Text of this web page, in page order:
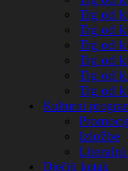
Trg od
Trg od
Trg od
Trg od
Trg od
Trg od
Kulturni
Izložbe
Literalni
Dječiji kutak